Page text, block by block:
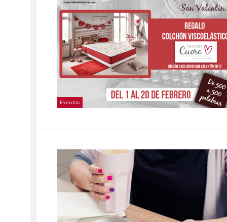
Eventos